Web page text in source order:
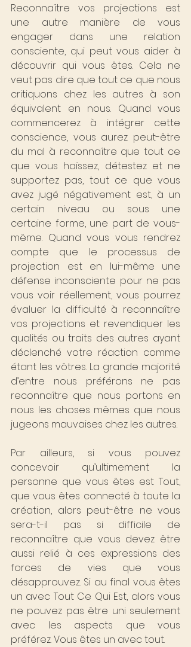
Reconnaître vos projections est
une autre manière de vous
engager dans une relation
consciente, qui peut vous aider à
découvrir qui vous êtes. Cela ne
veut pas dire que tout ce que nous
critiquons chez les autres à son
équivalent en nous. Quand vous
commencerez à intégrer cette
conscience, vous aurez peut-être
du mal à reconnaître que tout ce
que vous haïssez, détestez et ne
supportez pas, tout ce que vous
avez jugé négativement est, à un
certain niveau ou sous une
certaine forme, une part de vous-
même. Quand vous vous rendrez
compte que le processus de
projection est en lui-même une
défense inconsciente pour ne pas
vous voir réellement, vous pourrez
évaluer la difficulté à reconnaître
vos projections et revendiquer les
qualités ou traits des autres ayant
déclenché votre réaction comme
étant les vôtres. La grande majorité
d’entre nous préférons ne pas
reconnaître que nous portons en
nous les choses mêmes que nous
jugeons mauvaises chez les autres.
Par ailleurs, si vous pouvez
concevoir qu’ultimement la
personne que vous êtes est Tout,
que vous êtes connecté à toute la
création, alors peut-être ne vous
sera-t-il pas si difficile de
reconnaître que vous devez être
aussi relié à ces expressions des
forces de vies que vous
désapprouvez. Si au final vous êtes
un avec Tout Ce Qui Est, alors vous
ne pouvez pas être uni seulement
avec les aspects que vous
préférez. Vous êtes un avec tout.